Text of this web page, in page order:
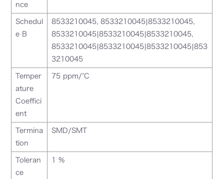
nce
Schedul
e B
8533210045, 8533210045|8533210045,
8533210045|8533210045|8533210045,
8533210045|8533210045|8533210045|853
3210045
Temper
ature
Coeffici
ent
75 ppm/°C
Termina
tion
SMD/SMT
Toleran
ce
1 %